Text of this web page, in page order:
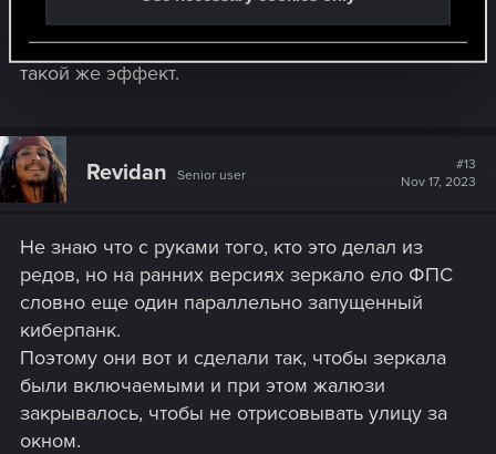
старые видео прохождений на Ютубе, там
такой же эффект.
Revidan Senior user
#13
Nov 17, 2023
Не знаю что с руками того, кто это делал из
редов, но на ранних версиях зеркало ело ФПС
словно еще один параллельно запущенный
киберпанк.
Поэтому они вот и сделали так, чтобы зеркала
были включаемыми и при этом жалюзи
закрывалось, чтобы не отрисовывать улицу за
окном.